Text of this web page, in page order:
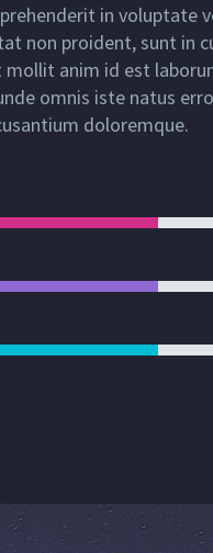
in voluptate
non proident, sunt in
anim id est
omnis iste natus
doloremque.